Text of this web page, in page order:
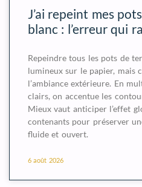
J’ai repeint mes
blanc : l’erreur qui
Repeindre tous les pots de
lumineux sur le papier, mais
l’ambiance extérieure. En
clairs, on accentue les
Mieux vaut anticiper l’effet
contenants pour préserver
fluide et ouvert.
6 août 2026